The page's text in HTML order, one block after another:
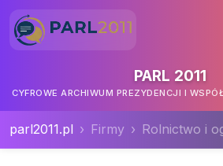
PARL 2011
CYFROWE ARCHIWUM PREZYDENCJI I
parl2011.pl Firmy Rolnictwo i